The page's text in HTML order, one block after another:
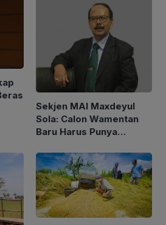
Sekjen MAI Maxdeyul
Sola: Calon Wamentan
Baru Harus Punya
Holistik